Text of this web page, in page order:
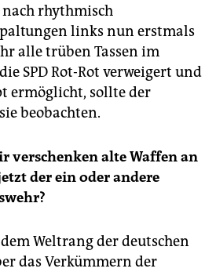
nach rhythmisch
links nun erstmals
alle trüben Tassen im
SPD Rot-Rot verweigert und
ermöglicht, sollte der
beobachten.
verschenken alte Waffen an
der ein oder andere
Weltrang der deutschen
das Verkümmern der